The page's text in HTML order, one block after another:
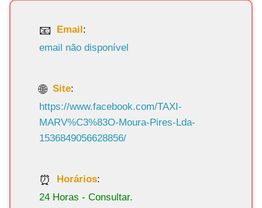
Email:
email não disponível
Site:
https://www.facebook.com/TAXI-
MARV%C3%83O-Moura-Pires-Lda-
1536849056628856/
Horários:
24 Horas - Consultar.